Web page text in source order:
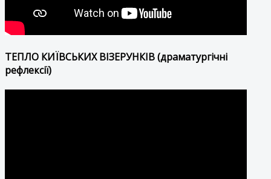
ТЕПЛО КИЇВСЬКИХ ВІЗЕРУНКІВ (драматургічні
рефлексії)